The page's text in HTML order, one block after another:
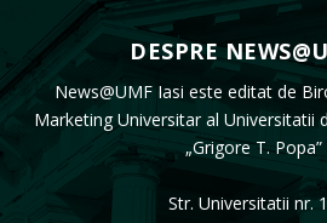
DESPRE
News@UMF Iasi este editat de
Marketing Universitar al Universitatii
„Grigore T. Popa”
Str. Universitatii nr.